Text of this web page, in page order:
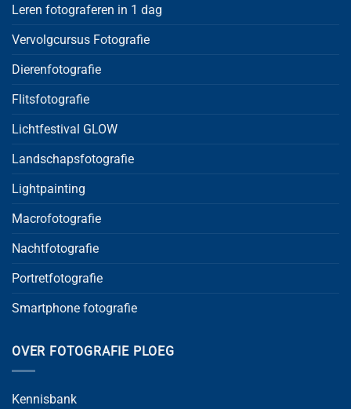
Leren fotograferen in 1 dag
Vervolgcursus Fotografie
Dierenfotografie
Flitsfotografie
Lichtfestival GLOW
Landschapsfotografie
Lightpainting
Macrofotografie
Nachtfotografie
Portretfotografie
Smartphone fotografie
OVER FOTOGRAFIE PLOEG
Kennisbank